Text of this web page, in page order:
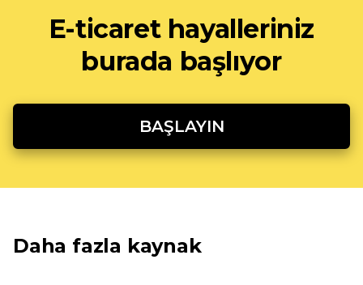
E-ticaret hayalleriniz
burada başlıyor
BAŞLAYIN
Daha fazla kaynak